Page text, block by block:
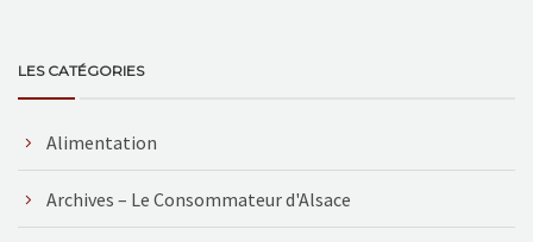
LES CATÉGORIES
Alimentation
Archives – Le Consommateur d'Alsace